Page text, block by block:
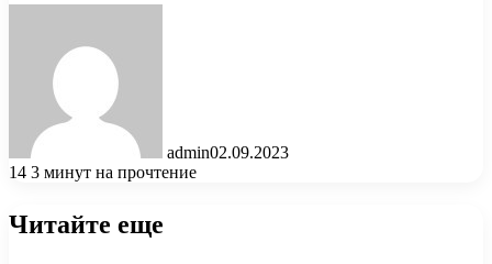
admin02.09.2023
14 3 минут на прочтение
Читайте еще